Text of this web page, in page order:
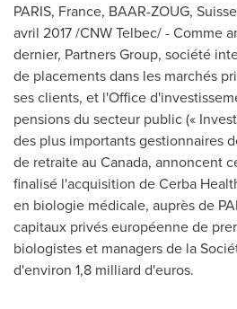
PARIS, France, BAAR-ZOUG,
avril 2017 /CNW Telbec/ - Comme
dernier, Partners Group, société
de placements dans les marchés
ses clients, et l'Office
pensions du secteur public («
des plus importants gestionnaires
de retraite au Canada, annoncent
finalisé l'acquisition de Cerba
en biologie médicale, auprès de
capitaux privés européenne de
biologistes et managers de la
d'environ 1,8 milliard d'euros.